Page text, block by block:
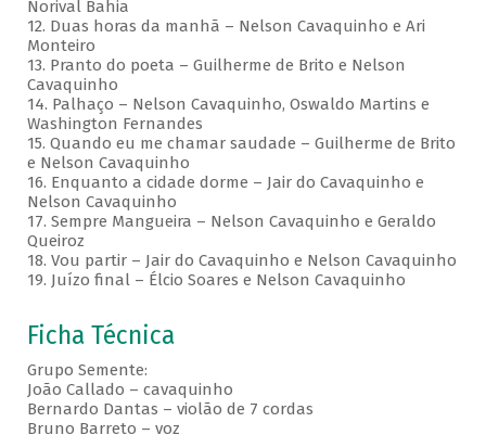
Norival Bahia
12. Duas horas da manhã – Nelson Cavaquinho e Ari
Monteiro
13. Pranto do poeta – Guilherme de Brito e Nelson
Cavaquinho
14. Palhaço – Nelson Cavaquinho, Oswaldo Martins e
Washington Fernandes
15. Quando eu me chamar saudade – Guilherme de Brito
e Nelson Cavaquinho
16. Enquanto a cidade dorme – Jair do Cavaquinho e
Nelson Cavaquinho
17. Sempre Mangueira – Nelson Cavaquinho e Geraldo
Queiroz
18. Vou partir – Jair do Cavaquinho e Nelson Cavaquinho
19. Juízo final – Élcio Soares e Nelson Cavaquinho
Ficha Técnica
Grupo Semente:
João Callado – cavaquinho
Bernardo Dantas – violão de 7 cordas
Bruno Barreto – voz